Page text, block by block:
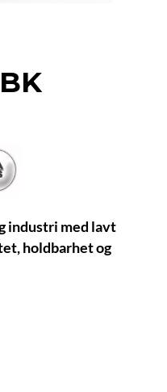
industri med lavt
holdbarhet og